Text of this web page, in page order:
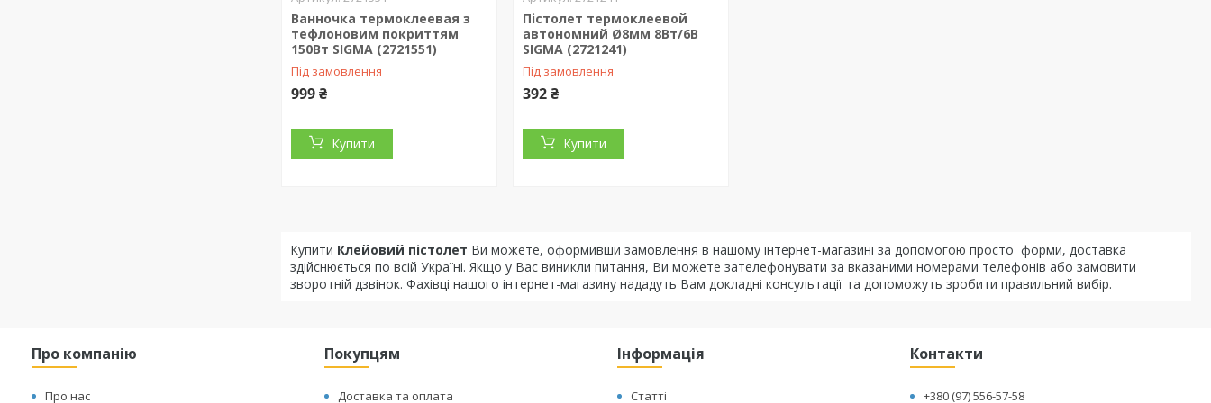
Ванночка термоклеевая з
тефлоновим покриттям
150Вт SIGMA (2721551)
Під замовлення
999 ₴
Купити
Пістолет термоклеевой
автономний Ø8мм 8Вт/6В
SIGMA (2721241)
Під замовлення
392 ₴
Купити
Купити Клейовий пістолет Ви можете, оформивши замовлення в нашому інтернет-магазині за допомогою простої форми, доставка
здійснюється по всій Україні. Якщо у Вас виникли питання, Ви можете зателефонувати за вказаними номерами телефонів або замовити
зворотній дзвінок. Фахівці нашого інтернет-магазину нададуть Вам докладні консультації та допоможуть зробити правильний вибір.
Про компанію
Про нас
Покупцям
Доставка та оплата
Інформація
Статті
Контакти
+380 (97) 556-57-58